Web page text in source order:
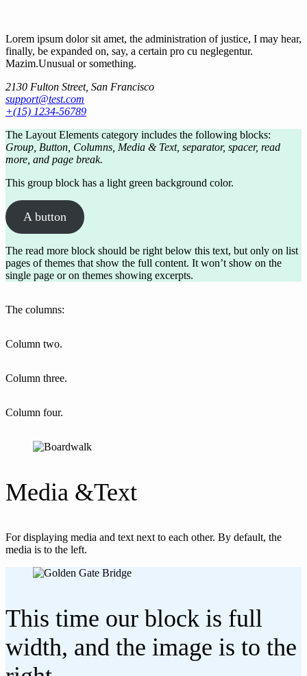
Lorem ipsum dolor sit amet, the administration of justice, I may hear,
finally, be expanded on, say, a certain pro cu neglegentur.
Mazim.Unusual or something.
2130 Fulton Street, San Francisco
support@test.com
+(15) 1234-56789
The Layout Elements category includes the following blocks:
Group, Button, Columns, Media & Text, separator, spacer, read
more, and page break.
This group block has a light green background color.
A button
The read more block should be right below this text, but only on list
pages of themes that show the full content. It won’t show on the
single page or on themes showing excerpts.
The columns:
Column two.
Column three.
Column four.
Media &Text
For displaying media and text next to each other. By default, the
media is to the left.
This time our block is full
width, and the image is to the